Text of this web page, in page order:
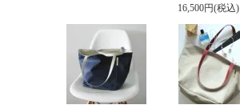
16,500円(税込)